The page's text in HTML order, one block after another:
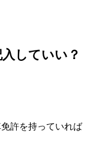
していい？
許を持っていれば